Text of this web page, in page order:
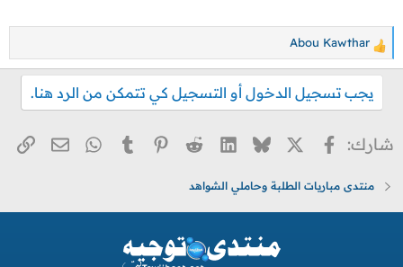
ا
ل
ع
ت
Abou Kawthar
يجب تسجيل الدخول أو التسجيل كي تتمكن من الرد هنا.
شارك: فيسبوك
X
Bluesky
LinkedIn
Reddit
Pinterest
Tumblr
WhatsApp
البريد
منتدى مباريات الطلبة وحاملي الشواهد